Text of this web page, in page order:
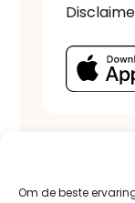
Om de beste